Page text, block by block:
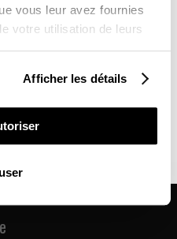
vous leur avez fournies
votre utilisation de leurs
Afficher les détails
du lundi au vendredi de
en profiter :